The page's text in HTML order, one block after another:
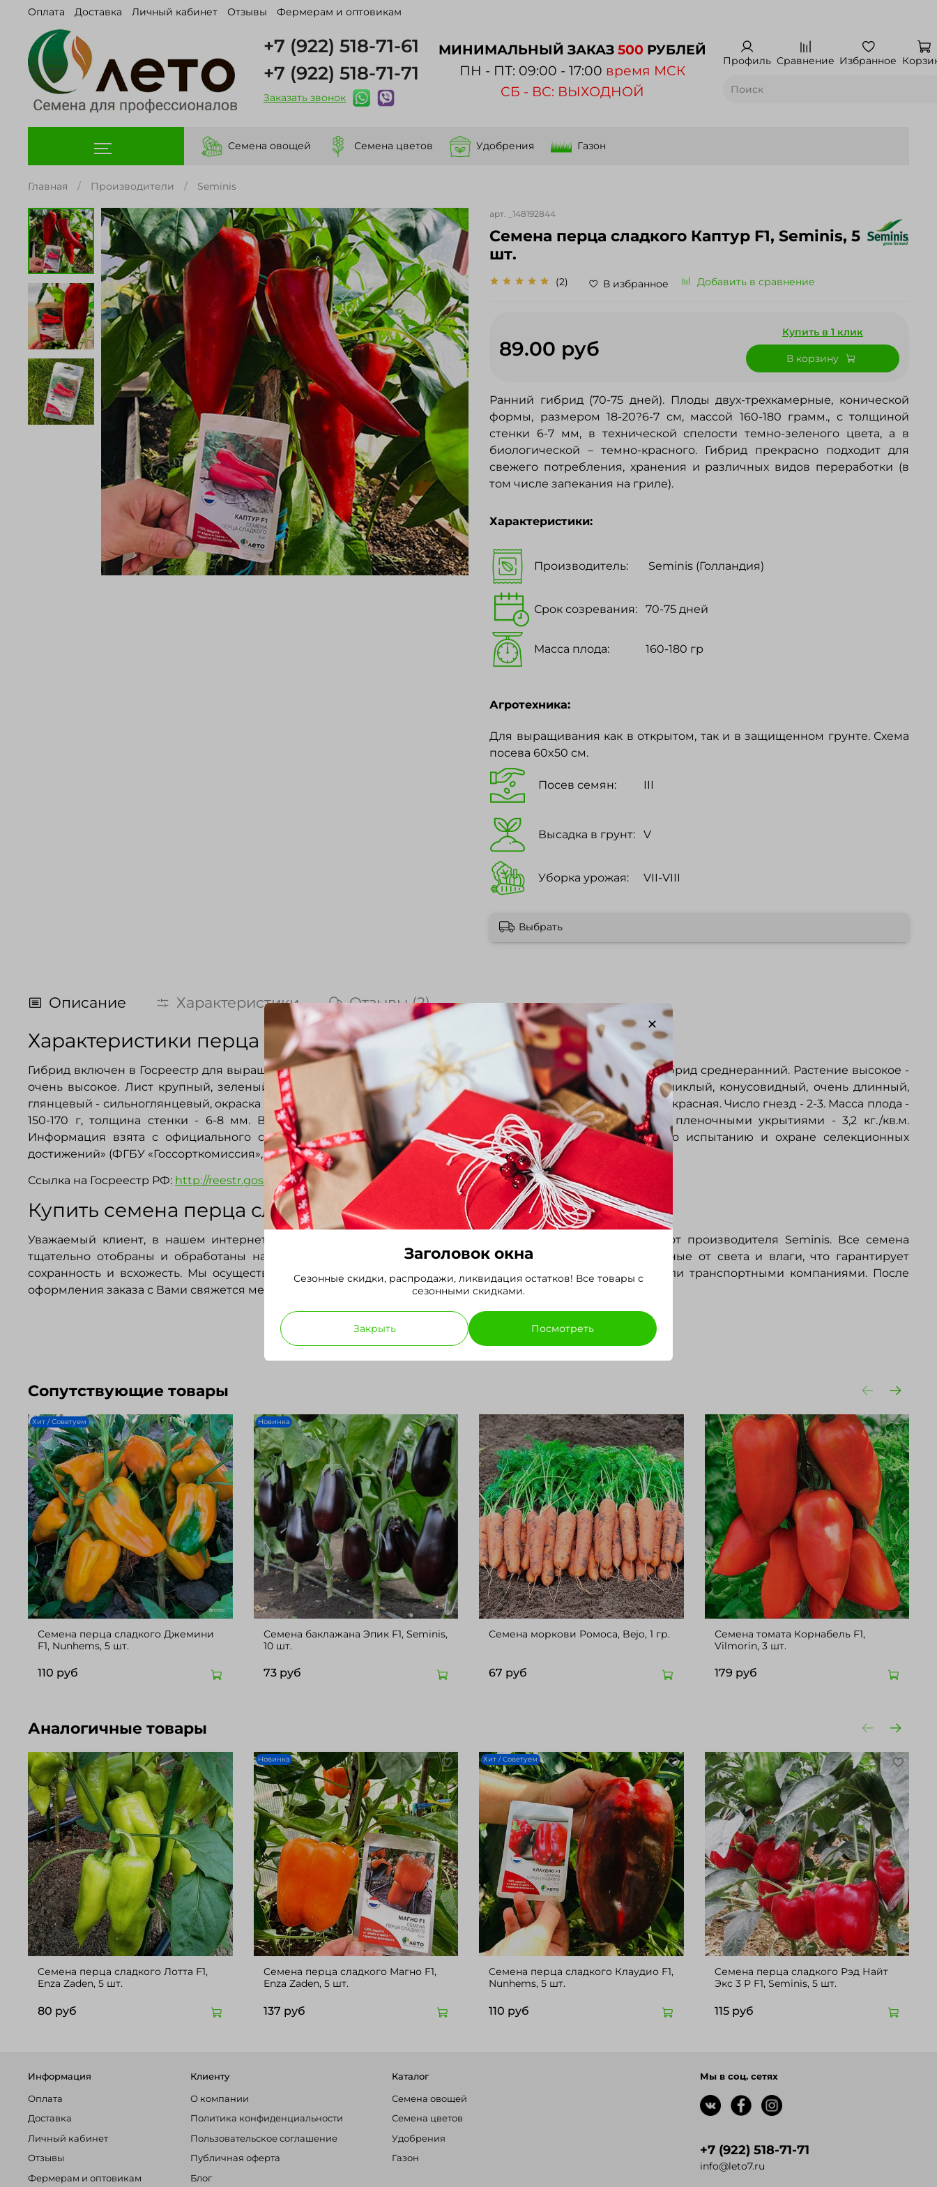
Оплата Доставка Личный кабинет Отзывы Фермерам и оптовикам
+7 (922) 518-71-61
+7 (922) 518-71-71
Заказать звонок
МИНИМАЛЬНЫЙ ЗАКАЗ 500 РУБЛЕЙ
ПН - ПТ: 09:00 - 17:00 время МСК
СБ - ВС: ВЫХОДНОЙ
Профиль Сравнение Избранное
Семена овощей Семена цветов Удобрения Газон
Главная Производители Seminis
арт. _148192844
Cемена перца сладкого Каптур F1, Seminis, 5
шт.
(2) В избранное Добавить в сравнение
89.00 руб
Купить в 1 клик
В корзину
Ранний гибрид (70-75 дней). Плоды двух-трехкамерные, конической
формы, размером 18-20?6-7 см, массой 160-180 грамм., с толщиной
стенки 6-7 мм, в технической спелости темно-зеленого цвета, а в
биологической – темно-красного. Гибрид прекрасно подходит для
свежего потребления, хранения и различных видов переработки (в
том числе запекания на гриле).
Характеристики:
Производитель: Seminis (Голландия)
Срок созревания: 70-75 дней
Масса плода: 160-180 гр
Агротехника:
Для выращивания как в открытом, так и в защищенном грунте. Схема
посева 60x50 см.
Посев семян: III
Высадка в грунт: V
Уборка урожая: VII-VIII
Выбрать
Описание Характеристики Отзывы (2)
Характеристики перца сладкого Каптур F1 из Госреестра РФ
Гибрид включен в Госреестр для выращивания в открытом грунте и под пленочными укрытиями в ЛПХ. Гибрид среднеранний. Растение высокое -
очень высокое. Лист крупный, зеленый - темно-зеленый, морщинистый - сильноморщинистый. Плод пониклый, конусовидный, очень длинный,
глянцевый - сильноглянцевый, окраска в технической спелости зеленая - темно-зеленая, в биологической - красная. Число гнезд - 2-3. Масса плода -
150-170 г, толщина стенки - 6-8 мм. Вкус свежих плодов хороший. Урожайность товарных плодов под пленочными укрытиями - 3,2 кг./кв.м.
Информация взята с официального сайта ФГБУ «Государственная комиссия Российской Федерации по иcпытанию и охране селекционных
достижений» (ФГБУ «Госсорткомиссия», http://reestr.gossortrf.ru/)
Ссылка на Госреестр РФ: http://reestr.gossortrf.ru/reestr/sort/8558587.html
Купить семена перца сладкого Каптур F1
Уважаемый клиент, в нашем интернет-магазине Вы можете купить семена перца сладкого Каптур F1 от производителя Seminis. Все семена
тщательно отобраны и обработаны на производстве, расфасованы в качественные упаковки, защищенные от света и влаги, что гарантирует
сохранность и всхожесть. Мы осуществляем доставку во все регионы РФ, отправляем семена почтой или транспортными компаниями. После
оформления заказа с Вами свяжется менеджер для уточнения деталей заказа.
Сопутствующие товары
Хит / Советуем
Cемена перца сладкого Джемини
F1, Nunhems, 5 шт.
110 руб
Новинка
Семена баклажана Эпик F1, Seminis,
10 шт.
73 руб
Семена моркови Ромоса, Bejo, 1 гр.
67 руб
Семена томата Корнабель F1,
Vilmorin, 3 шт.
179 руб
Аналогичные товары
Cемена перца сладкого Лотта F1,
Enza Zaden, 5 шт.
80 руб
Новинка
Cемена перца сладкого Магно F1,
Enza Zaden, 5 шт.
137 руб
Хит / Советуем
Cемена перца сладкого Клаудио F1,
Nunhems, 5 шт.
110 руб
Cемена перца сладкого Рэд Найт
Экс 3 Р F1, Seminis, 5 шт.
115 руб
Информация
Оплата
Доставка
Личный кабинет
Отзывы
Фермерам и оптовикам
Клиенту
О компании
Политика конфиденциальности
Пользовательское соглашение
Публичная оферта
Блог
Каталог
Семена овощей
Семена цветов
Удобрения
Газон
Мы в соц. сетях
+7 (922) 518-71-71
info@leto7.ru
Заголовок окна
Сезонные скидки, распродажи, ликвидация остатков! Все товары с
сезонными скидками.
Закрыть Посмотреть